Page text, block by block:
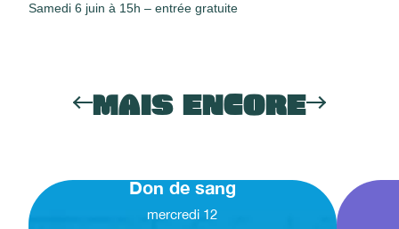
Samedi 6 juin à 15h – entrée gratuite
MAIS ENCORE
Don de sang
mercredi 12